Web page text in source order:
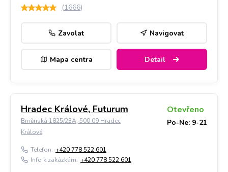
(1666)
Zavolat Navigovat
Mapa centra Detail
Hradec Králové, Futurum
Brněnská 1825/23A, 500 09 Hradec
Králové
Otevřeno
Po-Ne: 9-21
Telefon: +420 778 522 601
Info k zakázkám: +420 778 522 601